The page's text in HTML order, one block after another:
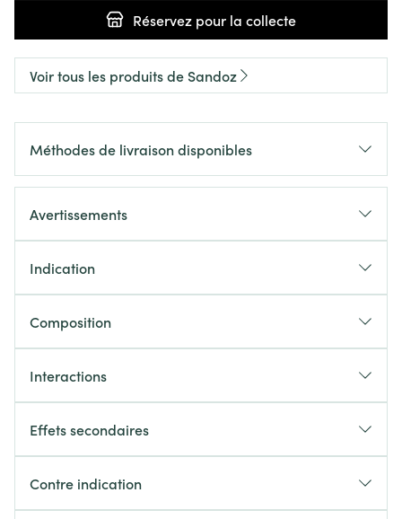
Réservez pour la collecte
Voir tous les produits de Sandoz
Méthodes de livraison disponibles
Avertissements
Indication
Composition
Interactions
Effets secondaires
Contre indication